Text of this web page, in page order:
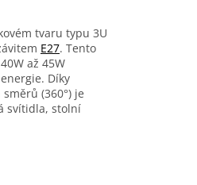
tvaru typu 3U
E27. Tento
až 45W
Díky
(360°) je
svítidla, stolní